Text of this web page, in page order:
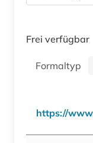
Frei verfügbar
Formaltyp
https://